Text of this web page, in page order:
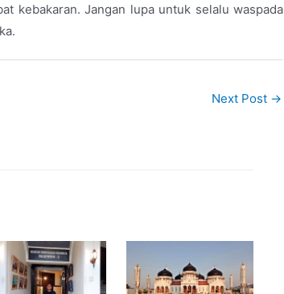
kebakaran. Jangan lupa untuk selalu waspada
Next Post →